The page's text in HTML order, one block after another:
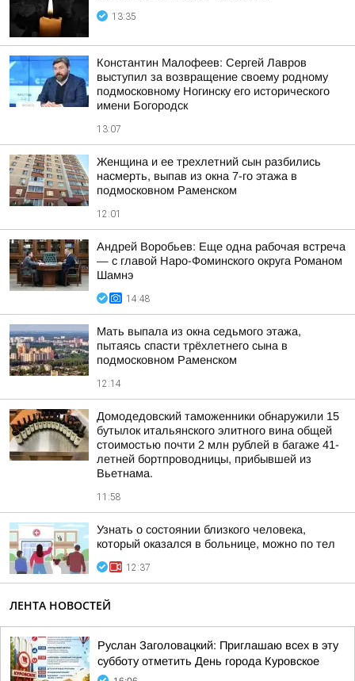
13:35
Константин Малофеев: Сергей Лавров
выступил за возвращение своему родному
подмосковному Ногинску его исторического
имени Богородск
13:07
Женщина и ее трехлетний сын разбились
насмерть, выпав из окна 7-го этажа в
подмосковном Раменском
12:01
Андрей Воробьев: Еще одна рабочая встреча
— с главой Наро-Фоминского округа Романом
Шамнэ
14:48
Мать выпала из окна седьмого этажа,
пытаясь спасти трёхлетнего сына в
подмосковном Раменском
12:14
Домодедовский таможенники обнаружили 15
бутылок итальянского элитного вина общей
стоимостью почти 2 млн рублей в багаже 41-
летней бортпроводницы, прибывшей из
Вьетнама.
11:58
Узнать о состоянии близкого человека,
который оказался в больнице, можно по тел
12:37
ЛЕНТА НОВОСТЕЙ
Руслан Заголовацкий: Приглашаю всех в эту
субботу отметить День города Куровское